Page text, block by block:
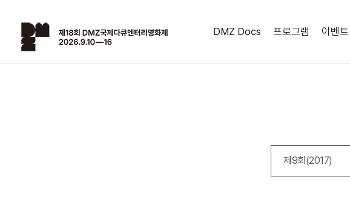
DMZ Docs 프로그램 이벤트
제9회(2017)